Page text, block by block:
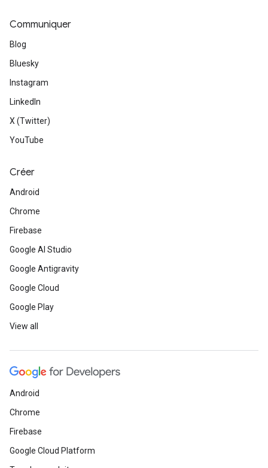
Communiquer
Blog
Bluesky
Instagram
LinkedIn
X (Twitter)
YouTube
Créer
Android
Chrome
Firebase
Google AI Studio
Google Antigravity
Google Cloud
Google Play
View all
Android
Chrome
Firebase
Google Cloud Platform